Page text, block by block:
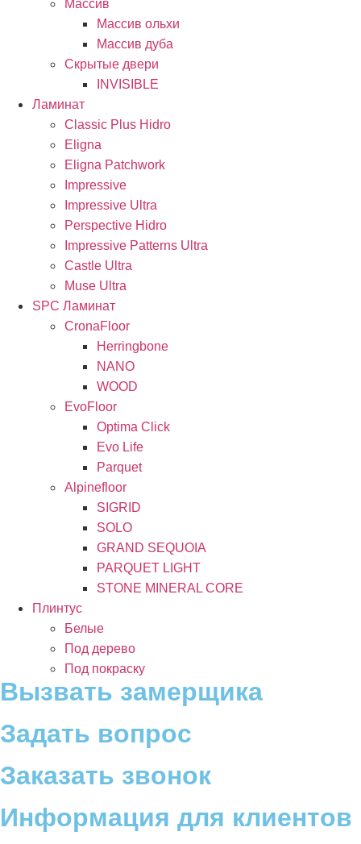
Массив
Массив ольхи
Массив дуба
Скрытые двери
INVISIBLE
Ламинат
Classic Plus Hidro
Eligna
Eligna Patchwork
Impressive
Impressive Ultra
Perspective Hidro
Impressive Patterns Ultra
Castle Ultra
Muse Ultra
SPC Ламинат
CronaFloor
Herringbone
NANO
WOOD
EvoFloor
Optima Click
Evo Life
Parquet
Alpinefloor
SIGRID
SOLO
GRAND SEQUOIA
PARQUET LIGHT
STONE MINERAL CORE
Плинтус
Белые
Под дерево
Под покраску
Вызвать замерщика
Задать вопрос
Заказать звонок
Информация для клиентов